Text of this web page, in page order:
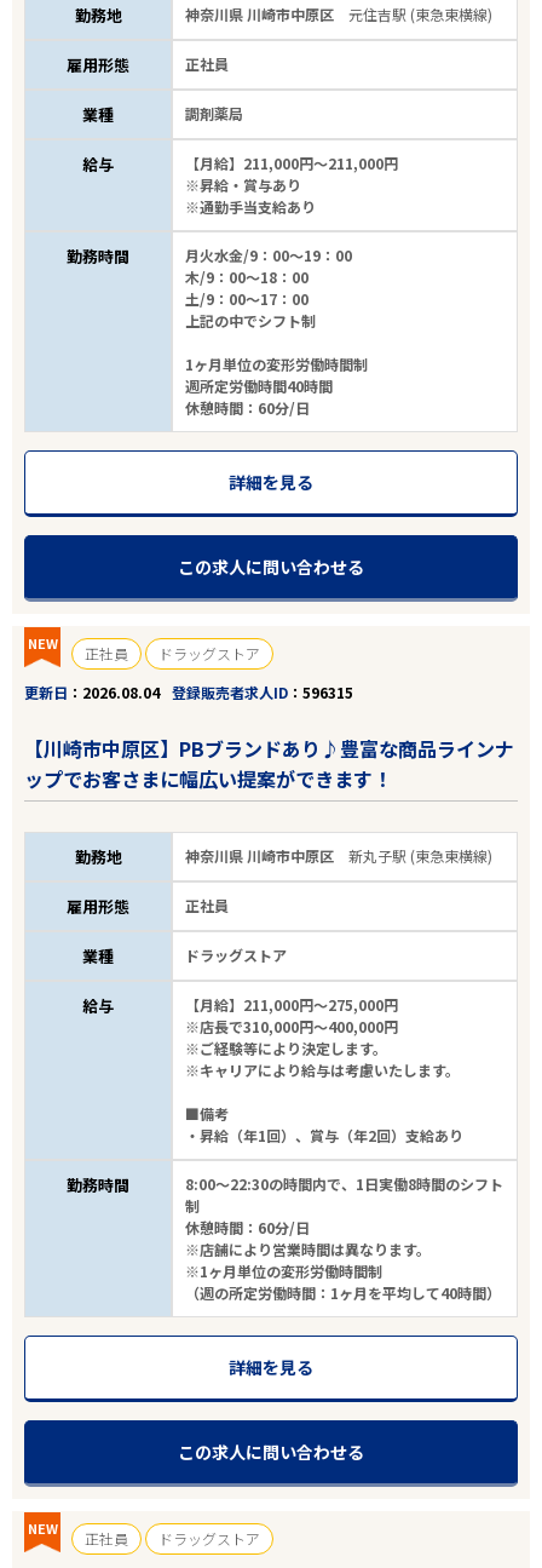
勤務地 神奈川県 川崎市中原区元住吉駅 (東急東横線)
雇用形態 正社員
業種 調剤薬局
給与
【月給】211,000円～211,000円
※昇給・賞与あり
※通勤手当支給あり
勤務時間
月火水金/9：00～19：00
木/9：00～18：00
土/9：00～17：00
上記の中でシフト制
1ヶ月単位の変形労働時間制
週所定労働時間40時間
休憩時間：60分/日
詳細を見る
この求人に問い合わせる
NEW 正社員
ドラッグストア
更新日
2026.08.04 登録販売者求人ID 596315
【川崎市中原区】PBブランドあり♪豊富な商品ラインナ
ップでお客さまに幅広い提案ができます！
勤務地 神奈川県 川崎市中原区新丸子駅 (東急東横線)
雇用形態 正社員
業種 ドラッグストア
給与
【月給】211,000円～275,000円
※店長で310,000円～400,000円
※ご経験等により決定します。
※キャリアにより給与は考慮いたします。
■備考
・昇給（年1回）、賞与（年2回）支給あり
勤務時間
8:00～22:30の時間内で、1日実働8時間のシフト
制
休憩時間：60分/日
※店舗により営業時間は異なります。
※1ヶ月単位の変形労働時間制
（週の所定労働時間：1ヶ月を平均して40時間）
詳細を見る
この求人に問い合わせる
NEW 正社員
ドラッグストア